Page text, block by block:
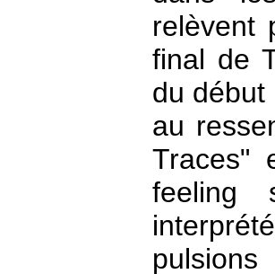
relèvent
final de
du début
au
Traces"
feeling